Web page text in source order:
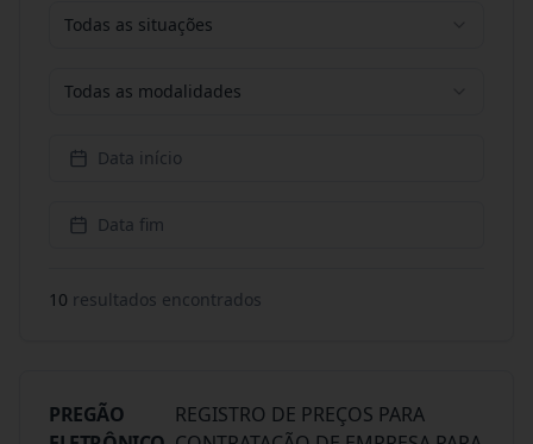
Todas as situações
Todas as modalidades
Data início
Data fim
10 resultados encontrados
PREGÃO
REGISTRO DE PREÇOS PARA